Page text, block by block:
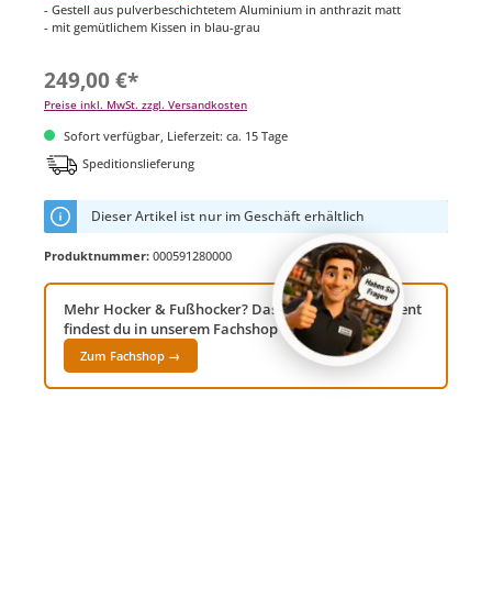
- Gestell aus pulverbeschichtetem Aluminium in anthrazit matt
- mit gemütlichem Kissen in blau-grau
249,00 €*
Preise inkl. MwSt. zzgl. Versandkosten
Sofort verfügbar, Lieferzeit: ca. 15 Tage
Speditionslieferung
Dieser Artikel ist nur im Geschäft erhältlich
Produktnummer: 000591280000
Mehr Hocker & Fußhocker? Das komplette Sortiment
findest du in unserem Fachshop Gartenwelt24!
Zum Fachshop →